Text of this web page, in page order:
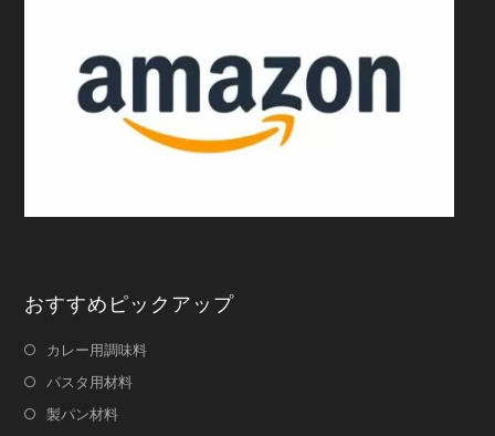
おすすめピックアップ
カレー用調味料
パスタ用材料
製パン材料